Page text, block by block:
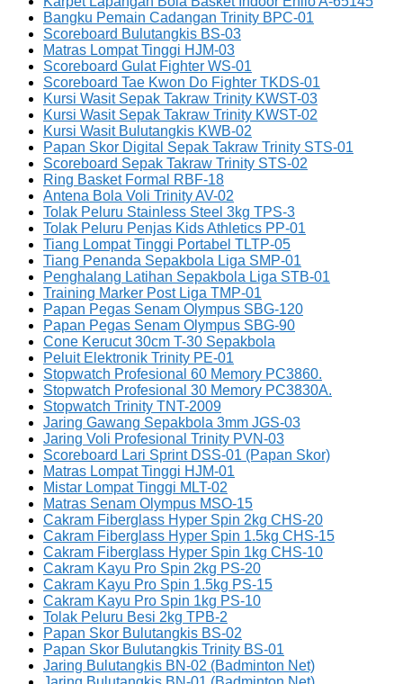
Bangku Pemain Cadangan Trinity BPC-01
Scoreboard Bulutangkis BS-03
Matras Lompat Tinggi HJM-03
Scoreboard Gulat Fighter WS-01
Scoreboard Tae Kwon Do Fighter TKDS-01
Kursi Wasit Sepak Takraw Trinity KWST-03
Kursi Wasit Sepak Takraw Trinity KWST-02
Kursi Wasit Bulutangkis KWB-02
Papan Skor Digital Sepak Takraw Trinity STS-01
Scoreboard Sepak Takraw Trinity STS-02
Ring Basket Formal RBF-18
Antena Bola Voli Trinity AV-02
Tolak Peluru Stainless Steel 3kg TPS-3
Tolak Peluru Penjas Kids Athletics PP-01
Tiang Lompat Tinggi Portabel TLTP-05
Tiang Penanda Sepakbola Liga SMP-01
Penghalang Latihan Sepakbola Liga STB-01
Training Marker Post Liga TMP-01
Papan Pegas Senam Olympus SBG-120
Papan Pegas Senam Olympus SBG-90
Cone Kerucut 30cm T-30 Sepakbola
Peluit Elektronik Trinity PE-01
Stopwatch Profesional 60 Memory PC3860.
Stopwatch Profesional 30 Memory PC3830A.
Stopwatch Trinity TNT-2009
Jaring Gawang Sepakbola 3mm JGS-03
Jaring Voli Profesional Trinity PVN-03
Scoreboard Lari Sprint DSS-01 (Papan Skor)
Matras Lompat Tinggi HJM-01
Mistar Lompat Tinggi MLT-02
Matras Senam Olympus MSO-15
Cakram Fiberglass Hyper Spin 2kg CHS-20
Cakram Fiberglass Hyper Spin 1.5kg CHS-15
Cakram Fiberglass Hyper Spin 1kg CHS-10
Cakram Kayu Pro Spin 2kg PS-20
Cakram Kayu Pro Spin 1.5kg PS-15
Cakram Kayu Pro Spin 1kg PS-10
Tolak Peluru Besi 2kg TPB-2
Papan Skor Bulutangkis BS-02
Papan Skor Bulutangkis Trinity BS-01
Jaring Bulutangkis BN-02 (Badminton Net)